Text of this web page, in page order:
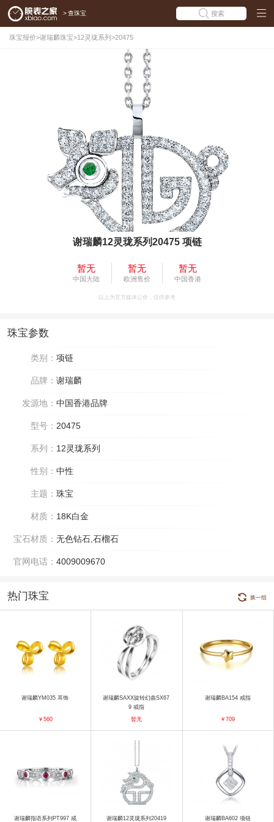
> 查珠宝 搜索
珠宝报价>谢瑞麟珠宝>12灵珑系列 >20475
谢瑞麟12灵珑系列20475 项链
暂无
中国大陆
暂无
欧洲售价
暂无
中国香港
以上为官方媒体公价，仅供参考
珠宝参数
类别： 项链
品牌： 谢瑞麟
发源地： 中国香港品牌
型号： 20475
系列： 12灵珑系列
性别： 中性
主题： 珠宝
材质： 18K白金
宝石材质： 无色钻石,石榴石
官网电话： 4009009670
热门珠宝 换一组
谢瑞麟YM035 耳饰
￥560
谢瑞麟SAXX旋转幻曲SX67
9 戒指
暂无
谢瑞麟BA154 戒指
￥709
谢瑞麟指语系列PT997 戒 谢瑞麟12灵珑系列20419 谢瑞麟BA602 项链